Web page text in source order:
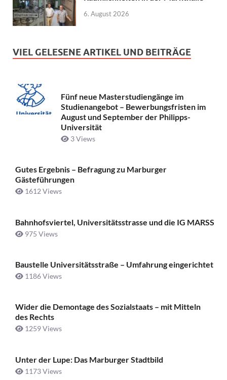
6. August 2026
VIEL GELESENE ARTIKEL UND BEITRÄGE
Fünf neue Masterstudiengänge im
Studienangebot – Bewerbungsfristen im
August und September der Philipps-
Universität
3 Views
Gutes Ergebnis – Befragung zu Marburger
Gästeführungen
1612 Views
Bahnhofsviertel, Universitätsstrasse und die IG MARSS
975 Views
Baustelle Universitätsstraße ­– Umfahrung eingerichtet
1186 Views
Wider die Demontage des Sozialstaats – mit Mitteln
des Rechts
1259 Views
Unter der Lupe: Das Marburger Stadtbild
1173 Views